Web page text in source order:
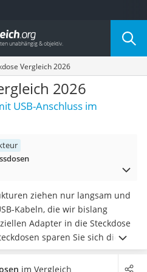
Kategorie
Vergleich 2026
2026
USB-Anschluss im
ziehen nur langsam und
Kabeln, die wir bislang
Adapter in die Steckdose
sparen Sie sich diesen
könnenGeräte direkt über
Kauf gilt es die
Ladeleistung
im Vergleich